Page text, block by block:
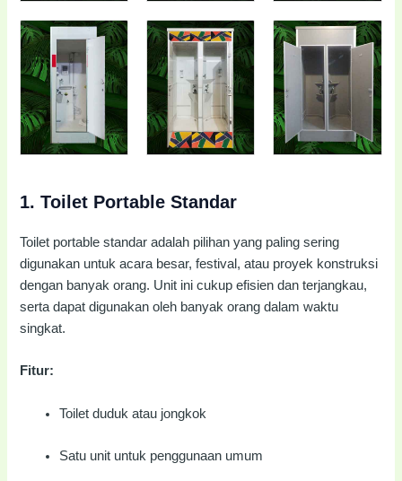
1.Toilet Portable Standar
Toilet portable standar adalah pilihan yang paling sering
digunakan untuk acara besar, festival, atau proyek konstruksi
dengan banyak orang. Unit ini cukup efisien dan terjangkau,
serta dapat digunakan oleh banyak orang dalam waktu
singkat.
Fitur:
Toilet duduk atau jongkok
Satu unit untuk penggunaan umum